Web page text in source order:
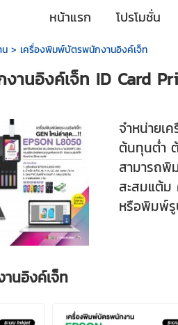
หน้าแรก โปรโมชั่น
> เครื่องพิมพ์บัตรพนักงานอิงค์เจ็ท
านอิงค์เจ็ท ID Card
จำหน่ายเ
ต้นทุนต่ำ
สามารถพิ
สะสมแต้ม
หรือพิมพ์รู
นอิงค์เจ็ท